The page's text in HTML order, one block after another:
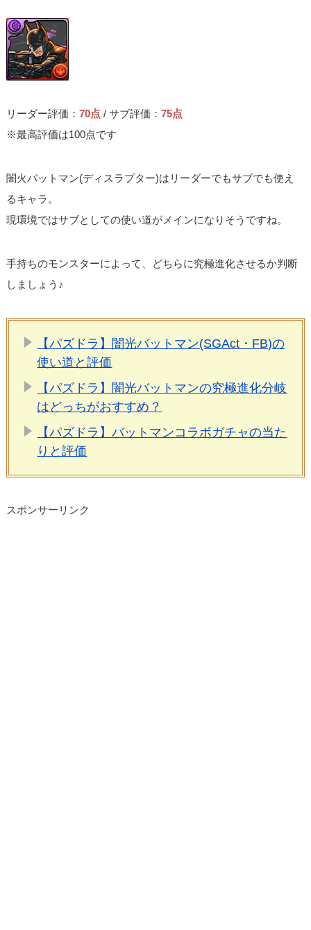
リーダー評価：70点 / サブ評価：75点
※最高評価は100点です
闇火バットマン(ディスラプター)はリーダーでもサブでも使え
るキャラ。
現環境ではサブとしての使い道がメインになりそうですね。
手持ちのモンスターによって、どちらに究極進化させるか判断
しましょう♪
【パズドラ】闇光バットマン(SGAct・FB)の
使い道と評価
【パズドラ】闇光バットマンの究極進化分岐
はどっちがおすすめ？
【パズドラ】バットマンコラボガチャの当た
りと評価
スポンサーリンク